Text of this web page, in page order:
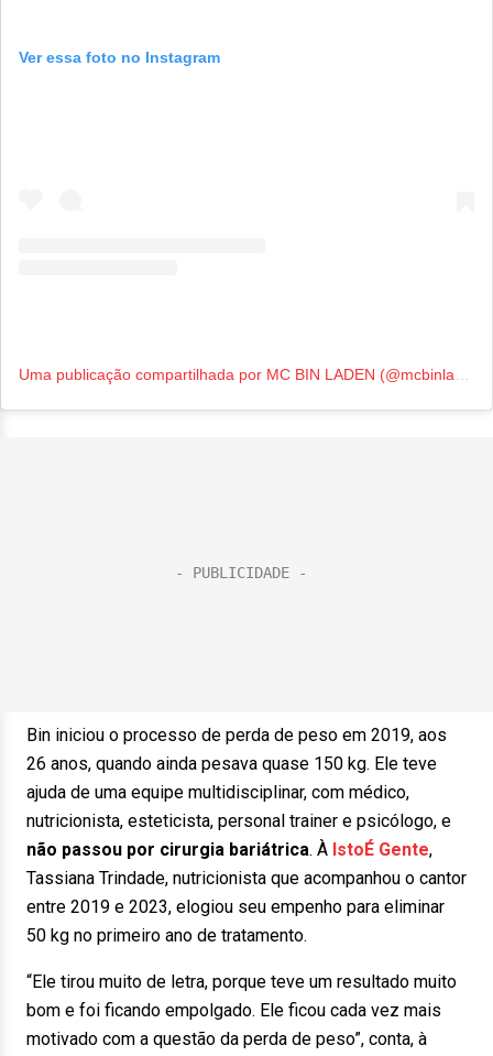
Ver essa foto no Instagram
Uma publicação compartilhada por MC BIN LADEN (@mcbinladen)
Bin iniciou o processo de perda de peso em 2019, aos
26 anos, quando ainda pesava quase 150 kg. Ele teve
ajuda de uma equipe multidisciplinar, com médico,
nutricionista, esteticista, personal trainer e psicólogo, e
não passou por cirurgia bariátrica. À IstoÉ Gente,
Tassiana Trindade, nutricionista que acompanhou o cantor
entre 2019 e 2023, elogiou seu empenho para eliminar
50 kg no primeiro ano de tratamento.
“Ele tirou muito de letra, porque teve um resultado muito
bom e foi ficando empolgado. Ele ficou cada vez mais
motivado com a questão da perda de peso”, conta, à